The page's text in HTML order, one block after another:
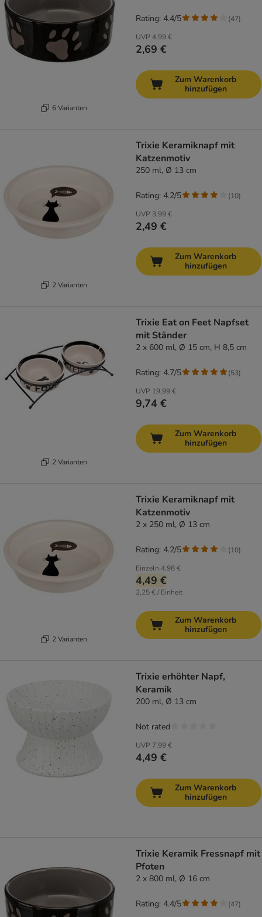
6 Varianten
UVP 4,99 €
2,69 €
Rating: 4.4/5 (47)
Zum Warenkorb
hinzufügen
2 Varianten
Trixie Keramiknapf mit
Katzenmotiv
250 ml, Ø 13 cm
UVP 3,99 €
2,49 €
Rating: 4.2/5 (10)
Zum Warenkorb
hinzufügen
2 Varianten
Trixie Eat on Feet Napfset
mit Ständer
2 x 600 ml, Ø 15 cm, H 8,5 cm
UVP 19,99 €
9,74 €
Rating: 4.7/5 (53)
Zum Warenkorb
hinzufügen
2 Varianten
Trixie Keramiknapf mit
Katzenmotiv
2 x 250 ml, Ø 13 cm
Einzeln 4,98 €
4,49 €
2,25 € / Einheit
Rating: 4.2/5 (10)
Zum Warenkorb
hinzufügen
Trixie erhöhter Napf,
Keramik
200 ml, Ø 13 cm
UVP 7,99 €
4,49 €
Not rated
Zum Warenkorb
hinzufügen
Trixie Keramik Fressnapf mit
Pfoten
2 x 800 ml, Ø 16 cm
Rating: 4.4/5 (47)